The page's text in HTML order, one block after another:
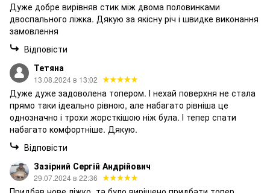
Дуже добре вирівняв стик між двома половинками
двоспального ліжка. Дякую за якісну річ і швидке виконання
замовлення
Відповісти
Тетяна
13.08.2024 в 13:02
Дуже дуже задоволена топером. І нехай поверхня не стала
прямо таки ідеально рівною, але набагато рівніша це
однозначно і трохи жорсткішою ніж була. І тепер спати
набагато комфортніше. Дякую.
Відповісти
Зазірний Сергій Андрійович
29.07.2024 в 22:36